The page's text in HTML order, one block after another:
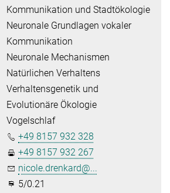
Kommunikation und Stadtökologie
Neuronale Grundlagen vokaler
Kommunikation
Neuronale Mechanismen
Natürlichen Verhaltens
Verhaltensgenetik und
Evolutionäre Ökologie
Vogelschlaf
+49 8157 932 328
+49 8157 932 267
nicole.drenkard@...
5/0.21